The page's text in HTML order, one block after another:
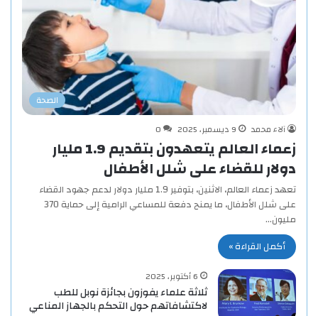
الصحة
آلاء محمد
9 ديسمبر، 2025 0
زعماء العالم يتعهدون بتقديم 1.9 مليار
دولار للقضاء على شلل الأطفال
تعهد زعماء العالم، الاثنين، بتوفير 1.9 مليار دولار لدعم جهود القضاء
على شلل الأطفال، ما يمنح دفعة للمساعي الرامية إلى حماية 370
مليون…
أكمل القراءة »
6 أكتوبر، 2025
ثلاثة علماء يفوزون بجائزة نوبل للطب
لاكتشافاتهم حول التحكم بالجهاز المناعي